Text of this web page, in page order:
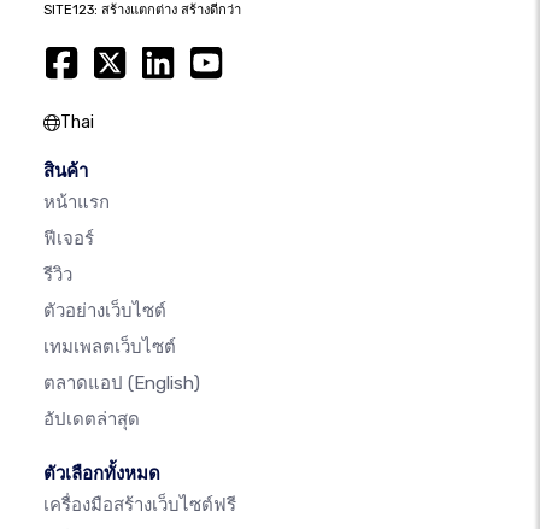
SITE123: สร้างแตกต่าง สร้างดีกว่า
Thai
สินค้า
หน้าแรก
ฟีเจอร์
รีวิว
ตัวอย่างเว็บไซต์
เทมเพลตเว็บไซต์
ตลาดแอป (English)
อัปเดตล่าสุด
ตัวเลือกทั้งหมด
เครื่องมือสร้างเว็บไซต์ฟรี